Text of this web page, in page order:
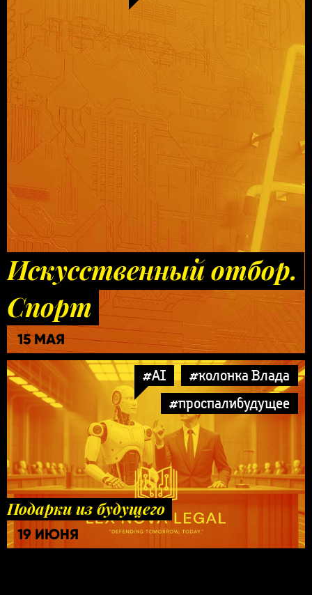
Искусственный отбор.
Спорт
15 МАЯ
#AI
#колонка Влада
#проспалибудущее
Подарки из будущего
19 ИЮНЯ